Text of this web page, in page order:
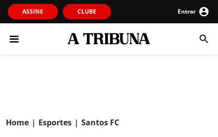
ASSINE CLUBE Entrar
Home | Esportes | Santos FC